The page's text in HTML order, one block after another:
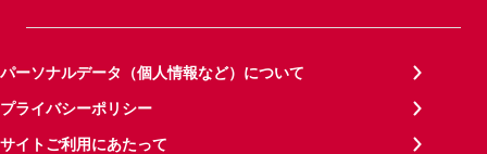
パーソナルデータ（個人情報など）について
プライバシーポリシー
サイトご利用にあたって